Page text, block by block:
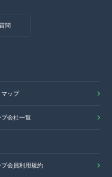
問
マップ
プ会社一覧
プ会員利用規約